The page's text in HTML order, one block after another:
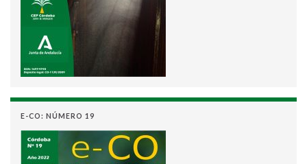
E-CO: NÚMERO 19